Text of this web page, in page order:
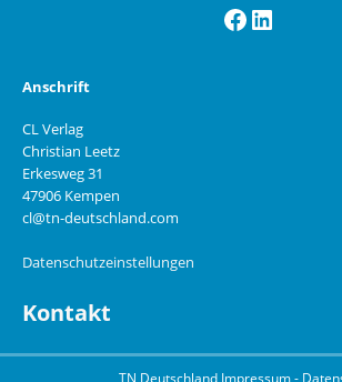
Facebook
LinkedIn
Anschrift
CL Verlag
Christian Leetz
Erkesweg 31
47906 Kempen
cl@tn-deutschland.com
Datenschutzeinstellungen
Kontakt